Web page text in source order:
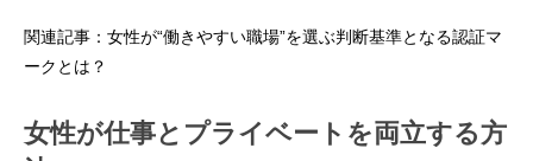
関連記事： 女性が“働きやすい職場”を選ぶ判断基準となる認証マ
ークとは？
女性が仕事とプライベートを両立する方